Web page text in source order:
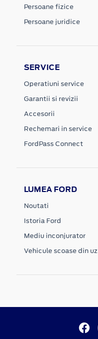
Persoane fizice
Persoane juridice
SERVICE
Operatiuni service
Garantii si revizii
Accesorii
Rechemari in service
FordPass Connect
LUMEA FORD
Noutati
Istoria Ford
Mediu inconjurator
Vehicule scoase din uz